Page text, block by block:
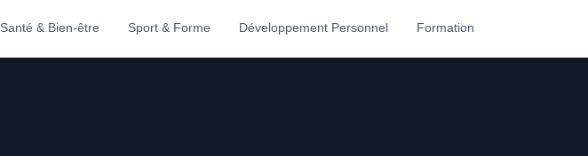
Santé & Bien-être Sport & Forme Développement Personnel Formation